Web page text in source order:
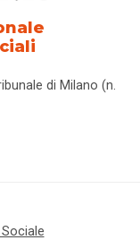
di Milano (n.